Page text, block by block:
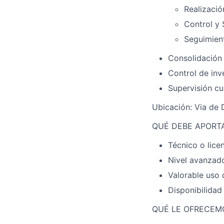
Control y
Control de
Supervisión
Ubicación: Via de
QUÉ DEBE
Técnico o
Nivel
Valorable uso
QUÉ LE